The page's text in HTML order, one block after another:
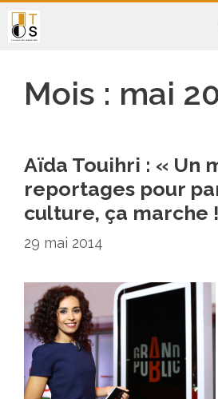
Aller
au
Mois : mai
Aïda Touihri : « Un
reportages pour
culture, ça marche
29 mai 2014